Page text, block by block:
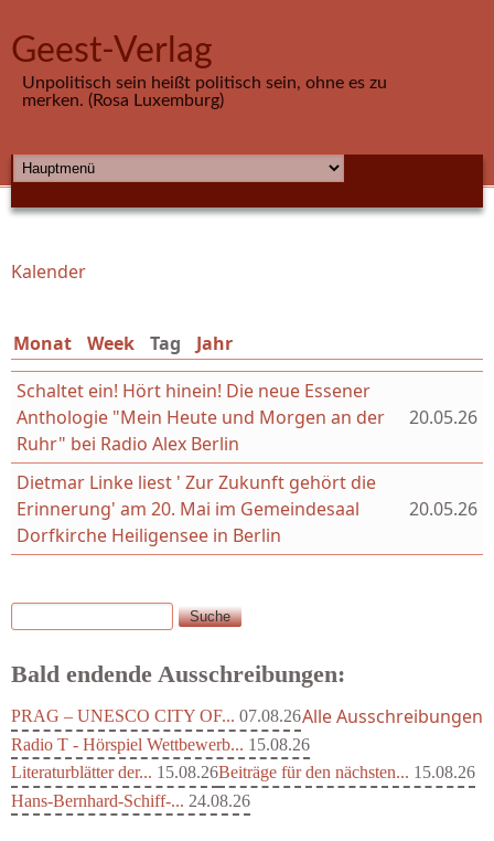
Geest-Verlag
Unpolitisch sein heißt politisch sein, ohne es zu
merken. (Rosa Luxemburg)
HAUPTMENÜ
Sie sind hier
Kalender
Monat Week Tag (aktiver Reiter)
Jahr
Schaltet ein! Hört hinein! Die neue Essener
Anthologie "Mein Heute und Morgen an der
Ruhr" bei Radio Alex Berlin
20.05.26
Dietmar Linke liest ' Zur Zukunft gehört die
Erinnerung' am 20. Mai im Gemeindesaal
Dorfkirche Heiligensee in Berlin
20.05.26
Suchformular
Suche
Bald endende Ausschreibungen:
PRAG – UNESCO CITY OF... 07.08.26
Radio T - Hörspiel Wettbewerb... 15.08.26
Literaturblätter der... 15.08.26Beiträge für den nächsten... 15.08.26
Hans-Bernhard-Schiff-... 24.08.26
Alle Ausschreibungen